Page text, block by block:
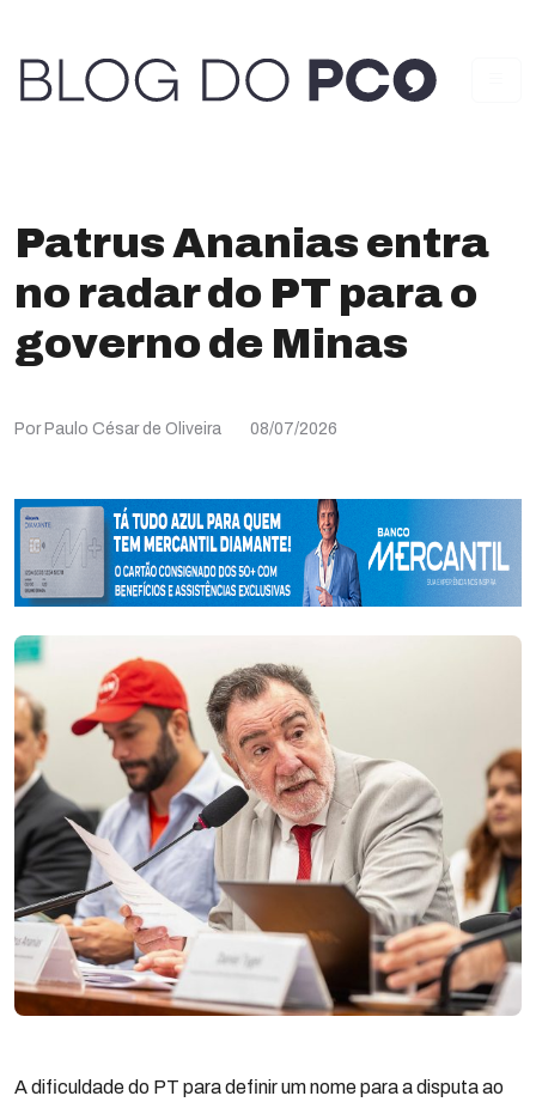
Patrus Ananias entra
no radar do PT para o
governo de Minas
Por Paulo César de Oliveira 08/07/2026
A dificuldade do PT para definir um nome para a disputa ao